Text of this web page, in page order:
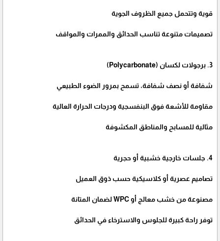
قوية وتتحمل جميع الظروف الجوية
تصميمات متنوعة تناسب الحدائق والممرات والمواقف
3. برجولات لكسان (Polycarbonate)
شفافة أو نصف شفافة، تسمح بمرور الضوء الطبيعي
مقاومة للأشعة فوق البنفسجية ودرجات الحرارة العالية
مثالية للمسابح والمناطق المكشوفة
4. جلسات خارجية خشبية أو حجرية
تصاميم عصرية أو كلاسيكية حسب ذوق العميل
مصنوعة من خشب معالج أو WPC لضمان المتانة
توفر راحة كبيرة للجلوس والاسترخاء في الحدائق